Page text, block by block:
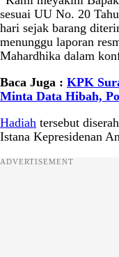
sesuai UU No. 20
hari sejak barang
menunggu laporan
Mahardhika dalam
Baca Juga : KPK
Minta Data Hibah,
Hadiah tersebut
Istana Kepresidenan
ADVERTISEMENT